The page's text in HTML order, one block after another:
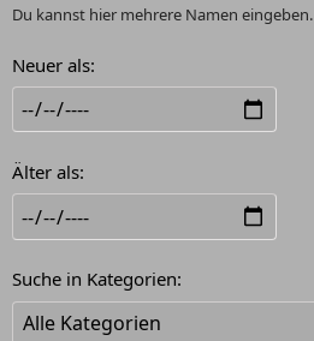
Du kannst hier mehrere Namen eingeben.
Neuer als
Älter als
Suche in Kategorien